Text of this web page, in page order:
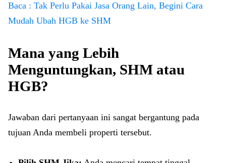
Baca : Tak Perlu Pakai Jasa Orang Lain, Begini Cara
Mudah Ubah HGB ke SHM
Mana yang Lebih
Menguntungkan, SHM atau
HGB?
Jawaban dari pertanyaan ini sangat bergantung pada
tujuan Anda membeli properti tersebut.